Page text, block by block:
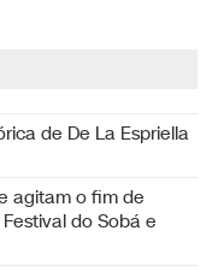
de De La Espriella
agitam o fim de
do Sobá e